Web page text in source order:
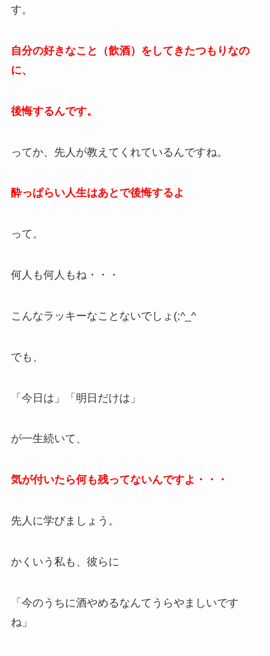
す。
自分の好きなこと（飲酒）をしてきたつもりなの
に、
後悔するんです。
ってか、先人が教えてくれているんですね。
酔っぱらい人生はあとで後悔するよ
って。
何人も何人もね・・・
こんなラッキーなことないでしょ(;^_^
でも、
「今日は」「明日だけは」
が一生続いて、
気が付いたら何も残ってないんですよ・・・
先人に学びましょう。
かくいう私も、彼らに
「今のうちに酒やめるなんてうらやましいです
ね」